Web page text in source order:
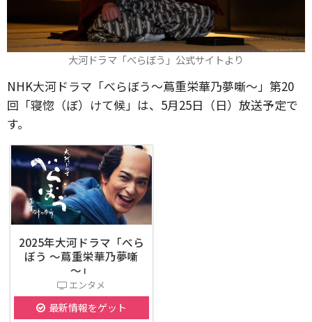
大河ドラマ「べらぼう」公式サイトより
NHK大河ドラマ「べらぼう〜蔦重栄華乃夢噺〜」第20
回「寝惚（ぼ）けて候」は、5月25日（日）放送予定で
す。
2025年大河ドラマ「べら
ぼう ～蔦重栄華乃夢噺
～」
エンタメ
最新情報をゲット